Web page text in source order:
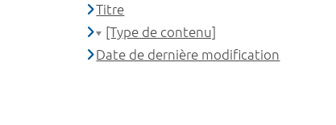
Titre
[Type de contenu]
Date de dernière modification